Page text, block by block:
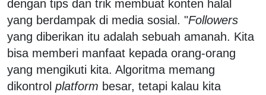
dengan tips dan trik membuat konten halal
yang berdampak di media sosial. "Followers
yang diberikan itu adalah sebuah amanah. Kita
bisa memberi manfaat kepada orang-orang
yang mengikuti kita. Algoritma memang
dikontrol platform besar, tetapi kalau kita